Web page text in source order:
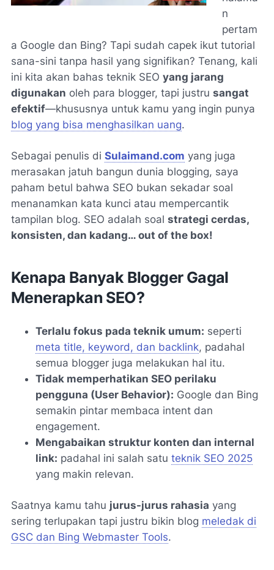
n
pertam
a Google dan Bing? Tapi sudah capek ikut tutorial
sana-sini tanpa hasil yang signifikan? Tenang, kali
ini kita akan bahas teknik SEO yang jarang
digunakan oleh para blogger, tapi justru sangat
efektif—khususnya untuk kamu yang ingin punya
blog yang bisa menghasilkan uang.
Sebagai penulis di Sulaimand.com yang juga
merasakan jatuh bangun dunia blogging, saya
paham betul bahwa SEO bukan sekadar soal
menanamkan kata kunci atau mempercantik
tampilan blog. SEO adalah soal strategi cerdas,
konsisten, dan kadang… out of the box!
Kenapa Banyak Blogger Gagal
Menerapkan SEO?
Terlalu fokus pada teknik umum: seperti
meta title, keyword, dan backlink, padahal
semua blogger juga melakukan hal itu.
Tidak memperhatikan SEO perilaku
pengguna (User Behavior): Google dan Bing
semakin pintar membaca intent dan
engagement.
Mengabaikan struktur konten dan internal
link: padahal ini salah satu teknik SEO 2025
yang makin relevan.
Saatnya kamu tahu jurus-jurus rahasia yang
sering terlupakan tapi justru bikin blog meledak di
GSC dan Bing Webmaster Tools.